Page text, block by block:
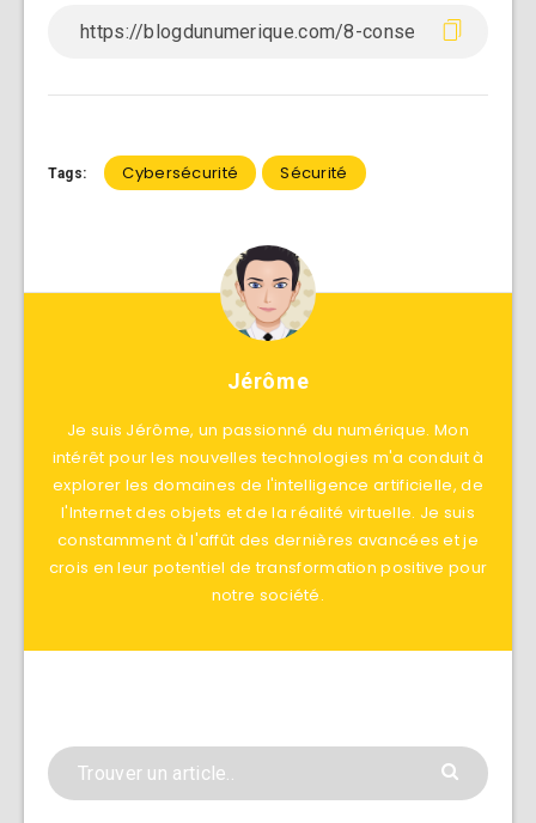
Tags: Cybersécurité Sécurité
Jérôme
Je suis Jérôme, un passionné du numérique. Mon
intérêt pour les nouvelles technologies m'a conduit à
explorer les domaines de l'intelligence artificielle, de
l'Internet des objets et de la réalité virtuelle. Je suis
constamment à l'affût des dernières avancées et je
crois en leur potentiel de transformation positive pour
notre société.